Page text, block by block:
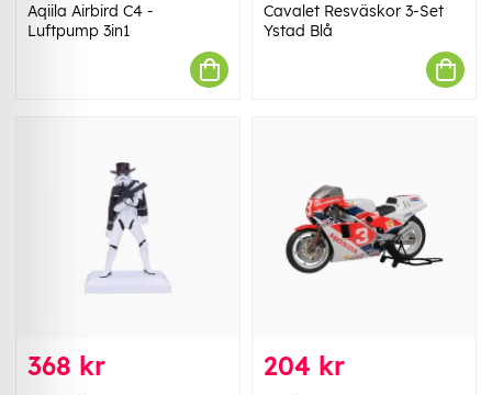
Aqiila Airbird C4 -
Luftpump 3in1
Cavalet Resväskor 3-Set
Ystad Blå
368 kr 204 kr